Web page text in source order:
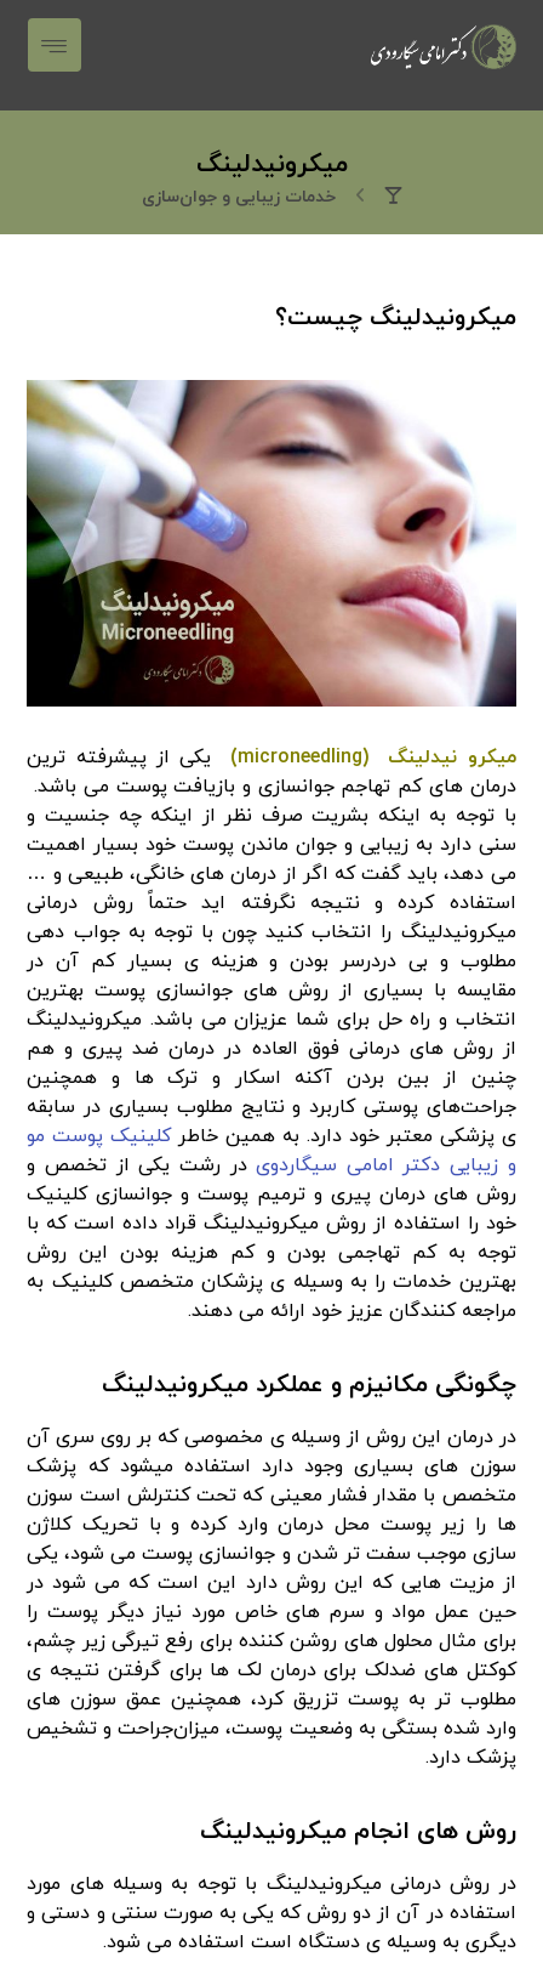
میکرونیدلینگ
خدمات زیبایی و جوان‌سازی
میکرونیدلینگ چیست؟
میکرو نیدلینگ (microneedling)
یکی از پیشرفته ترین
درمان های کم تهاجم جوانسازی و بازیافت پوست می باشد.
با توجه به اینکه بشریت صرف نظر از اینکه چه جنسیت و
سنی دارد به زیبایی و جوان ماندن پوست خود بسیار اهمیت
می دهد، باید گفت که اگر از درمان های خانگی، طبیعی و …
استفاده کرده و نتیجه نگرفته اید حتماً روش درمانی
میکرونیدلینگ را انتخاب کنید چون با توجه به جواب دهی
مطلوب و بی دردرسر بودن و هزینه ی بسیار کم آن در
مقایسه با بسیاری از روش های جوانسازی پوست بهترین
انتخاب و راه حل برای شما عزیزان می باشد. میکرونیدلینگ
از روش های درمانی فوق العاده در درمان ضد پیری و هم
چنین از بین بردن آکنه‌ اسکار و ترک ها و همچنین
جراحت‌های پوستی کاربرد و نتایج مطلوب بسیاری در سابقه
ی پزشکی معتبر خود دارد. به همین خاطرکلینیک پوست مو
و زیبایی دکتر امامی سیگاردویدر رشت یکی از تخصص و
روش های درمان پیری و ترمیم پوست و جوانسازی کلینیک
خود را استفاده از روش میکرونیدلینگ قراد داده است که با
توجه به کم تهاجمی بودن و کم هزینه بودن این روش
بهترین خدمات را به وسیله ی پزشکان متخصص کلینیک به
مراجعه کنندگان عزیز خود ارائه می دهند.
چگونگی مکانیزم و عملکرد میکرونیدلینگ
در درمان این روش از وسیله ی مخصوصی که بر روی سری آن
سوزن های بسیاری وجود دارد استفاده میشود که پزشک
متخصص با مقدار فشار معینی که تحت کنترلش است سوزن
ها را زیر پوست محل درمان وارد کرده و با تحریک کلاژن
سازی موجب سفت تر شدن و جوانسازی پوست می شود، یکی
از مزیت هایی که این روش دارد این است که می شود در
حین عمل مواد و سرم های خاص مورد نیاز دیگر پوست را
برای مثال محلول های روشن کننده برای رفع تیرگی زیر چشم،
کوکتل های ضد‌لک برای درمان لک ها برای گرفتن نتیجه ی
مطلوب تر به پوست تزریق کرد، همچنین عمق سوزن های
وارد شده بستگی به وضعیت پوست، میزان‌جراحت و تشخیص
پزشک دارد.
روش های انجام میکرونیدلینگ
در روش درمانی میکرونیدلینگ با توجه به وسیله های مورد
استفاده در آن از دو روش که یکی به صورت سنتی و دستی و
دیگری به وسیله ی دستگاه است استفاده می شود.